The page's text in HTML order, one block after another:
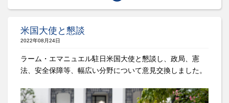
米国大使と懇談
2022年08月24日
ラーム・エマニュエル駐日米国大使と懇談し、政局、憲
法、安全保障等、幅広い分野について意見交換しました。